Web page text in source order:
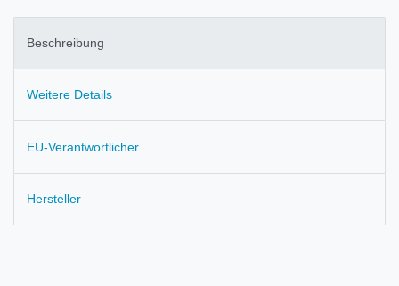
Beschreibung
Weitere Details
EU-Verantwortlicher
Hersteller